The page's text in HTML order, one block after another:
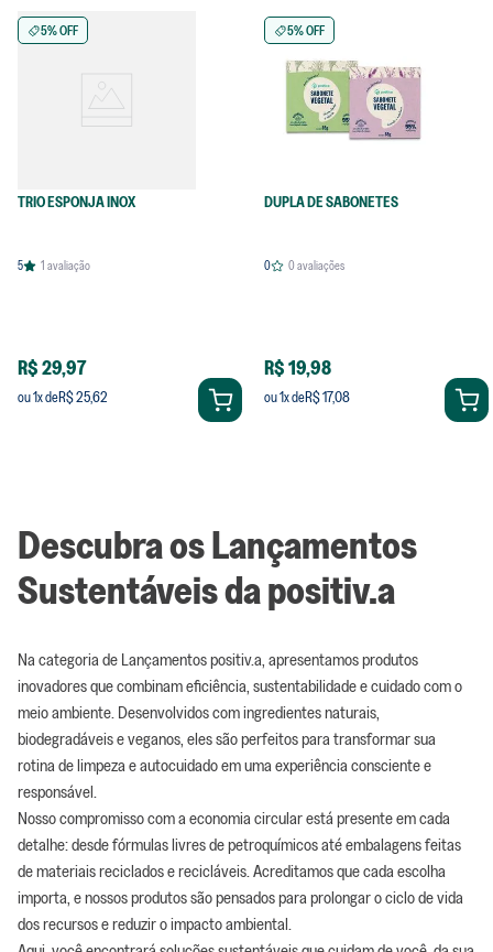
5% OFF
TRIO ESPONJA INOX
5 1 avaliação
R$ 29,97
ou1x deR$ 25,62
5% OFF
DUPLA DE SABONETES
0 0avaliações
R$ 19,98
ou1x deR$ 17,08
Descubra os Lançamentos
Sustentáveis da positiv.a
Na categoria de Lançamentos positiv.a, apresentamos produtos
inovadores que combinam eficiência, sustentabilidade e cuidado com o
meio ambiente. Desenvolvidos com ingredientes naturais,
biodegradáveis e veganos, eles são perfeitos para transformar sua
rotina de limpeza e autocuidado em uma experiência consciente e
responsável.
Nosso compromisso com a economia circular está presente em cada
detalhe: desde fórmulas livres de petroquímicos até embalagens feitas
de materiais reciclados e recicláveis. Acreditamos que cada escolha
importa, e nossos produtos são pensados para prolongar o ciclo de vida
dos recursos e reduzir o impacto ambiental.